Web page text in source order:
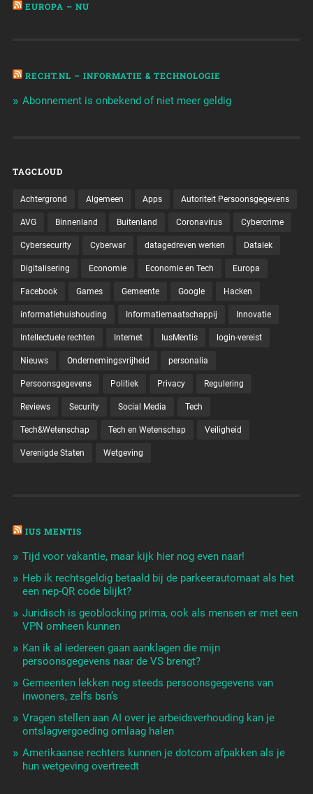
EUROPA – NU
RECHT.NL – INFORMATIE & TECHNOLOGIE
Abonnement is onbekend of niet meer geldig
TAGCLOUD
Achtergrond Algemeen Apps Autoriteit Persoonsgegevens
AVG Binnenland Buitenland Coronavirus Cybercrime
Cybersecurity Cyberwar datagedreven werken Datalek
Digitalisering Economie Economie en Tech Europa
Facebook Games Gemeente Google Hacken
informatiehuishouding Informatiemaatschappij Innovatie
Intellectuele rechten Internet IusMentis login-vereist
Nieuws Ondernemingsvrijheid personalia
Persoonsgegevens Politiek Privacy Regulering
Reviews Security Social Media Tech
Tech&Wetenschap Tech en Wetenschap Veiligheid
Verenigde Staten Wetgeving
IUS MENTIS
Tijd voor vakantie, maar kijk hier nog even naar!
Heb ik rechtsgeldig betaald bij de parkeerautomaat als het
een nep-QR code blijkt?
Juridisch is geoblocking prima, ook als mensen er met een
VPN omheen kunnen
Kan ik al iedereen gaan aanklagen die mijn
persoonsgegevens naar de VS brengt?
Gemeenten lekken nog steeds persoonsgegevens van
inwoners, zelfs bsn’s
Vragen stellen aan AI over je arbeidsverhouding kan je
ontslagvergoeding omlaag halen
Amerikaanse rechters kunnen je dotcom afpakken als je
hun wetgeving overtreedt